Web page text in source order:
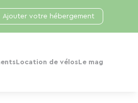
Location de vélos Le mag
Ajouter votre hébergement